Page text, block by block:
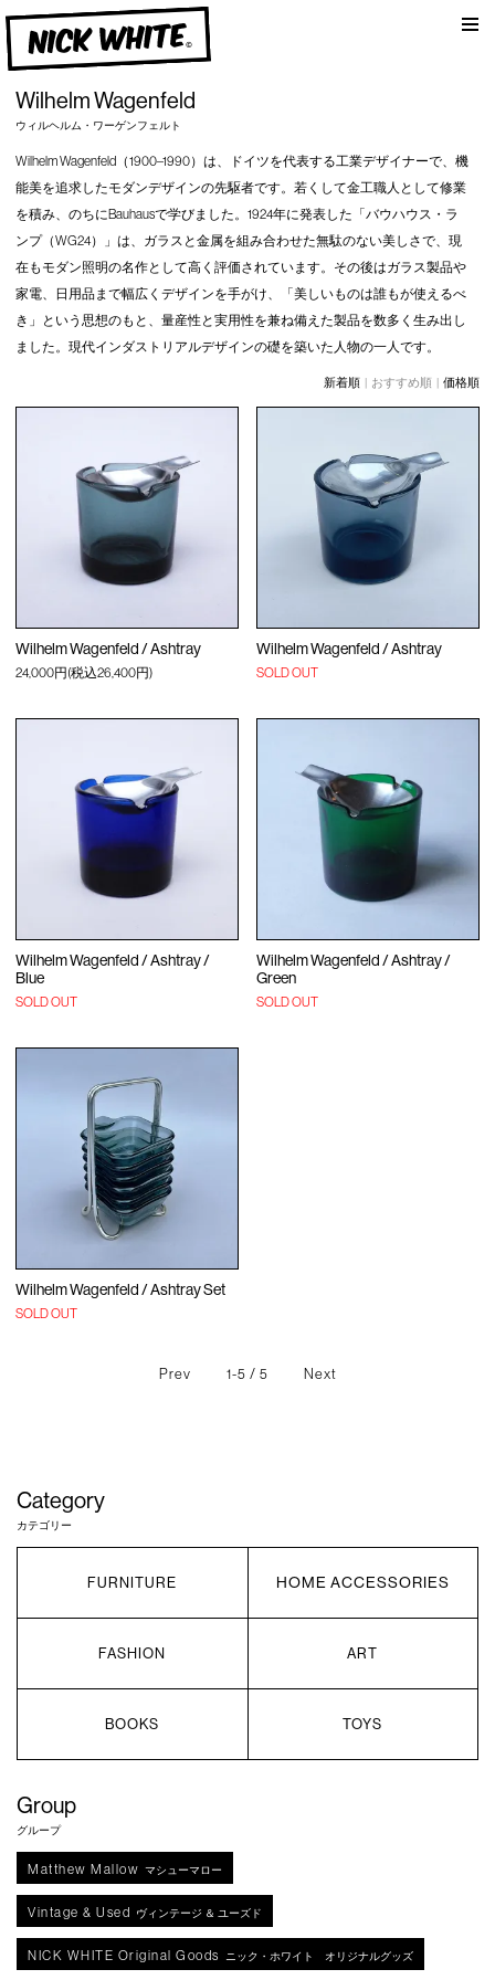
NICK WHITE
Wilhelm Wagenfeld
ウィルヘルム・ワーゲンフェルト
Wilhelm Wagenfeld（1900–1990）は、ドイツを代表する工業デザイナーで、機
能美を追求したモダンデザインの先駆者です。若くして金工職人として修業
を積み、のちにBauhausで学びました。1924年に発表した「バウハウス・ラ
ンプ（WG24）」は、ガラスと金属を組み合わせた無駄のない美しさで、現
在もモダン照明の名作として高く評価されています。その後はガラス製品や
家電、日用品まで幅広くデザインを手がけ、「美しいものは誰もが使えるべ
き」という思想のもと、量産性と実用性を兼ね備えた製品を数多く生み出し
ました。現代インダストリアルデザインの礎を築いた人物の一人です。
新着順| おすすめ順 | 価格順
Wilhelm Wagenfeld / Ashtray
24,000円(税込26,400円)
Wilhelm Wagenfeld / Ashtray
SOLD OUT
Wilhelm Wagenfeld / Ashtray /
Blue
SOLD OUT
Wilhelm Wagenfeld / Ashtray /
Green
SOLD OUT
Wilhelm Wagenfeld / Ashtray Set
SOLD OUT
Prev 1-5 / 5 Next
Category
カテゴリー
FURNITURE HOME ACCESSORIES
FASHION ART
BOOKS TOYS
Group
グループ
Matthew Mallow マシューマロー
Vintage & Used ヴィンテージ ＆ ユーズド
NICK WHITE Original Goods ニック・ホワイト オリジナルグッズ